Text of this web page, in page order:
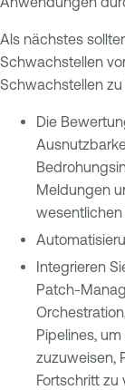
Als nächstes
Schwachstellen
Schwachstellen
Die
Meldungen
wesentlichen
Integrieren
Patch-
Pipelines,
zuzuweisen,
Fortschritt